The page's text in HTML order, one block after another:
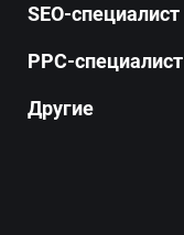
SEO-специалист
PPC-специалист
Другие